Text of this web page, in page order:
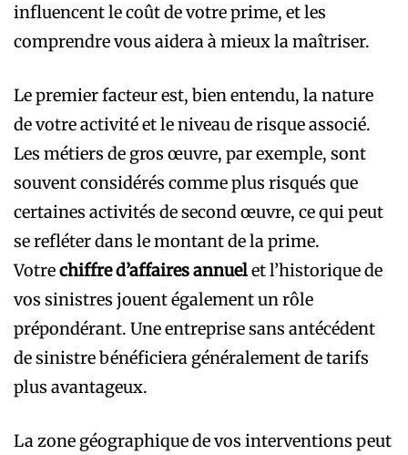
influencent le coût de votre prime, et les
comprendre vous aidera à mieux la maîtriser.
Le premier facteur est, bien entendu, la nature
de votre activité et le niveau de risque associé.
Les métiers de gros œuvre, par exemple, sont
souvent considérés comme plus risqués que
certaines activités de second œuvre, ce qui peut
se refléter dans le montant de la prime.
Votrechiffre d’affaires annuelet l’historique de
vos sinistres jouent également un rôle
prépondérant. Une entreprise sans antécédent
de sinistre bénéficiera généralement de tarifs
plus avantageux.
La zone géographique de vos interventions peut